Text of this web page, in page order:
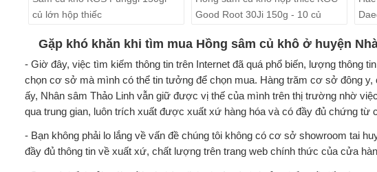
củ lớn hộp thiếc
Good Root 30Ji 150g - 10 củ
Gặp khó khăn khi tìm mua Hồng sâm củ khô ở huyện
- Giờ đây, việc tìm kiếm thông tin trên Internet đã quá phổ biến, lượng thông
chọn cơ sở mà mình có thể tin tưởng để chọn mua. Hàng trăm cơ sở đông
ấy, Nhân sâm Thảo Linh vẫn giữ được vị thế của mình trên thị trường nhờ
qua trung gian, luôn trích xuất được xuất xứ hàng hóa và có đầy đủ chứng từ
- Bạn không phải lo lắng về vấn đề chúng tôi không có cơ sở showroom tai
đầy đủ thông tin về xuất xứ, chất lượng trên trang web chính thức của cửa